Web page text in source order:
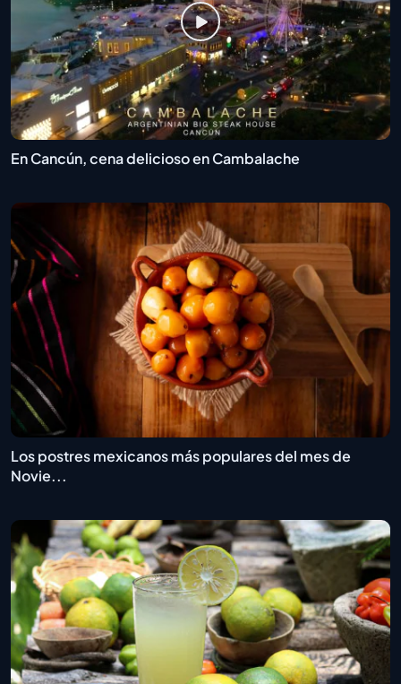
En Cancún, cena delicioso en Cambalache
Los postres mexicanos más populares del mes de
Novie...